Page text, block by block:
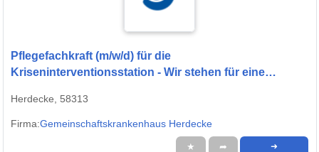
Pflegefachkraft (m/w/d) für die
Kriseninterventionsstation - Wir stehen für eine
Herdecke, 58313
Firma:Gemeinschaftskrankenhaus Herdecke
★ ➦ ➜